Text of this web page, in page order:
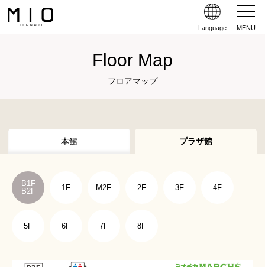
Language MENU
Floor Map
フロアマップ
本館 プラザ館
B1F
B2F
1F M2F 2F 3F 4F
5F 6F 7F 8F